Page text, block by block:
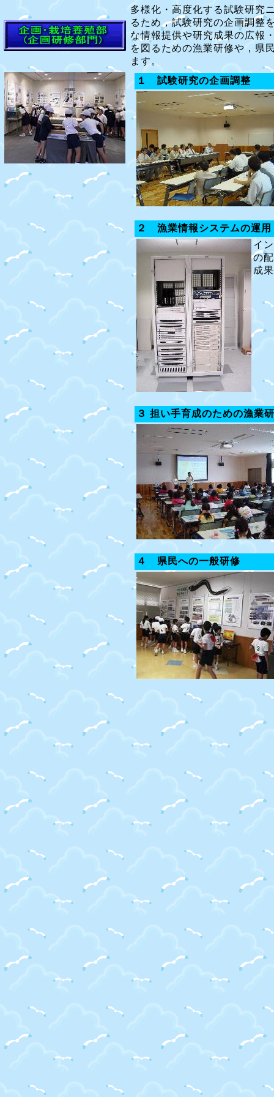
多様化・高度化する試験研究
るため，試験研究の企画調整
な情報提供や研究成果の広報
を図るための漁業研修や，県
ます。
１ 試験研究の企画調整
２ 漁業情報システムの運用
イ
の
成
３ 担い手育成のための漁業
４ 県民への一般研修